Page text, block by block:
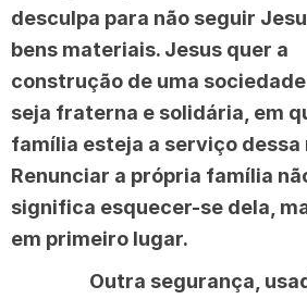
desculpa para não seguir
bens materiais. Jesus quer a
construção de uma
seja fraterna e solidária, em
família esteja a serviço dessa
Renunciar a própria família
significa esquecer-se dela,
em primeiro lugar.
Outra segurança,